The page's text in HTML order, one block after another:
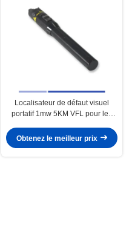
Localisateur de défaut visuel
portatif 1mw 5KM VFL pour les
Obtenez le meilleur prix